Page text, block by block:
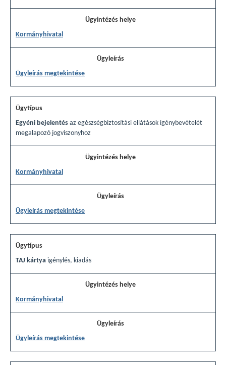
Kormányhivatal
Ügyleírás megtekintése
Egyéni bejelentés az egészségbiztosítási ellátások igénybevételét
megalapozó jogviszonyhoz
Kormányhivatal
Ügyleírás megtekintése
TAJ kártya igénylés, kiadás
Kormányhivatal
Ügyleírás megtekintése